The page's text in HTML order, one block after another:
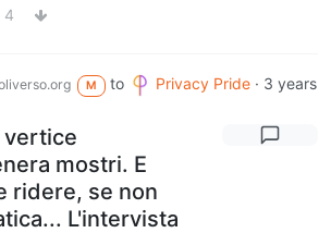
4
M to Privacy Pride · 3 years
vertice
mostri. E
ridere, se non
L'intervista